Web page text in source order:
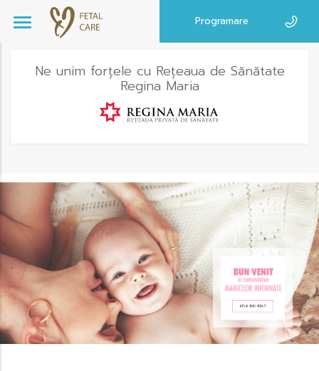
Programare
Ne unim forțele cu Rețeaua de Sănătate
Regina Maria